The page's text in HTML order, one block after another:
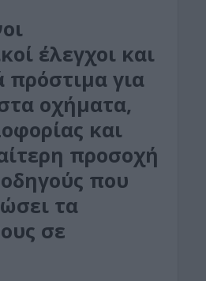
έλεγχοι και
πρόστιμα για
οχήματα,
και
προσοχή
που
τα
σε